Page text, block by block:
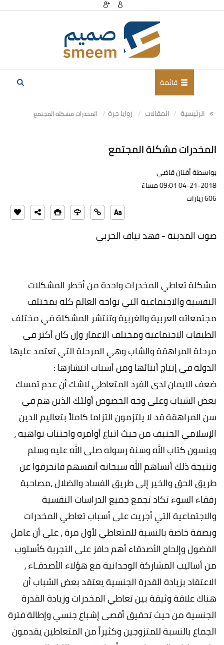
قائمة
الرئيسية المقالات زوايا حرة المخدرات مشكلة المجتمع
المخدرات مشكلة المجتمع
بواسطة أفنان قاضي
04-21-2018 09:01 مساءً
606 زيارات
صوت المدينة - فهد نياف الحربي
مشكلة تعاطي المخدرات واحدة من أخطر المشكلات
النفسية والاجتماعية التي تواجه العالم كله بمختلف
مجتمعاته العربية والغربية وتنتشر المشكلة في مختلف
الطبقات الاجتماعية ومختلف الاعمار وإن كان أكثر في
مرحلة المراهقة والشاب وهي المرحلة التي تعتمد عليها
الدولة في إنتاج أبنائها ومن أسباب انتشارها :
ضعف الايمان لدى الفرد المتعاطي لاشك أن عدم تمسك
بعض الشباب وعلى وجه الخصوص أولئك الذين هم في
سن المراهقة قد لا يلتزمون التزاما كاملاً بتعاليم الدين
الإسلامي الحنيف من حيث اتباع أوامره واجتناب نواهيه ،
وينسون كتاب الله وسنة رسوله صلى الله عليه وسلم
ونتيجة ذلك أنساهم الله سبحانه أنفسهم فانحرفوا عن
طريق الحق والخير إلى طريق الفساد والضلال ،مصاحبة
رفقاء السوء تكاد تجمع جميع الدراسات النفسية
والاجتماعية التي أجريت على أسباب تعاطي المخدرات
وبصفة خاصة بالنسبة للمتعاطي لأول مرة ، على أن عامل
الفضول وإلحاح الأصدقاء أهم حافز على التجربة كأسلوب
من أساليب المشاركة الوجدانية مع هؤلاء الأصدقـاء ،
الاعتقاد بزيادة القدرة الجنسية يعتقد بعض الشباب أن
هناك علاقة وثيقة بين تعاطي المخدرات وزيادة القدرة
الجنسية من حيث تحقيق أقصى إشباع جنسي وإطالة فترة
الجماع بالنسبة للمتزوجين وكثيراً من المتعاطين يقدمون